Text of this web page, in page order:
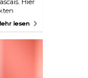
Hier
Boca do
Wellen
lesen